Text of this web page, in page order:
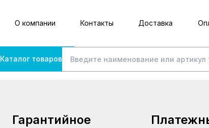
О компании Контакты Доставка
Каталог товаров
Гарантийное